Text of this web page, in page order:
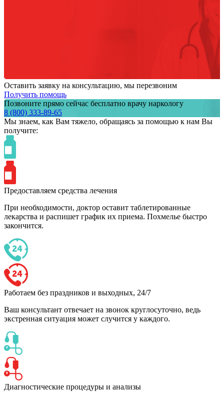
Оставить заявку на консультацию, мы перезвоним
Получить помощь
Позвоните прямо сейчас бесплатно врачу наркологу
8 (800) 333-89-65
Мы знаем, как Вам тяжело, обращаясь за помощью к нам Вы
получите:
Предоставляем средства лечения
При необходимости, доктор оставит таблетированные
лекарства и распишет график их приема. Похмелье быстро
закончится.
Работаем без праздников и выходных, 24/7
Ваш консультант отвечает на звонок круглосуточно, ведь
экстренная ситуация может случится у каждого.
Диагностические процедуры и анализы